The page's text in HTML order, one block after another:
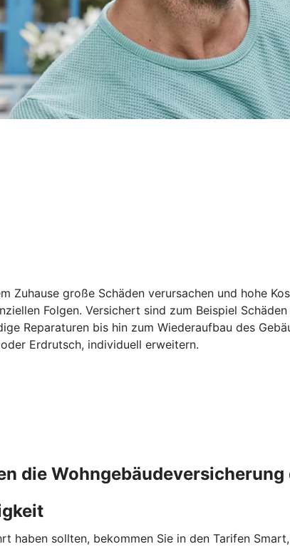
Zuhause große Schäden verursachen und hohe
Folgen. Versichert sind zum Beispiel
Reparaturen bis hin zum Wiederaufbau des
Erdrutsch, individuell erweitern.
die
haben sollten, bekommen Sie in den Tarifen